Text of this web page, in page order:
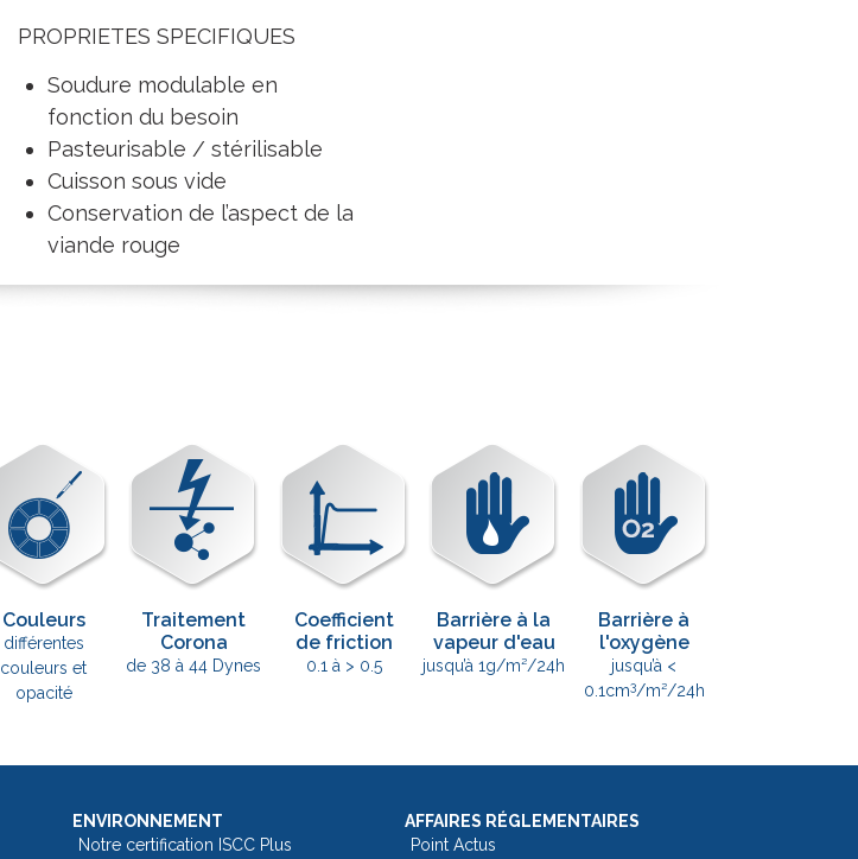
PROPRIETES SPECIFIQUES
Soudure modulable en
fonction du besoin
Pasteurisable / stérilisable
Cuisson sous vide
Conservation de l’aspect de la
viande rouge
Couleurs
différentes
couleurs et
opacité
Traitement
Corona
de 38 à 44 Dynes
Coefficient
de friction
0.1 à > 0.5
Barrière à la
vapeur d'eau
jusqu’à 1g/m²/24h
Barrière à
l'oxygène
jusqu’à <
0.1cm3/m²/24h
ENVIRONNEMENT
Notre certification ISCC Plus
AFFAIRES RÉGLEMENTAIRES
Point Actus